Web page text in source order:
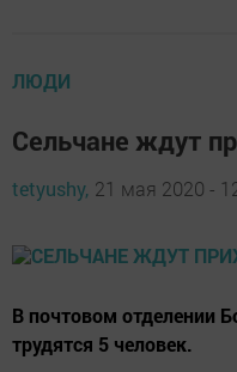
ЛЮДИ
Сельчане ждут
tetyushy, 21 мая 2020 -
В почтовом отделении
трудятся 5 человек.